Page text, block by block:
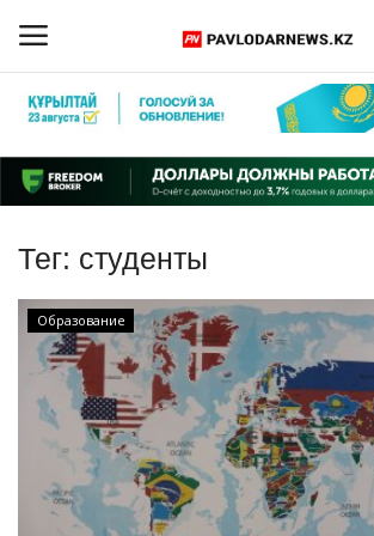
Регистрация
Главная
Обратная связь
ПАВЛОДАРСКАЯ ОБЛАСТЬ
КАЗАХСТАН
МИР
СПЕЦПРОЕКТЫ
Тег: студенты
Образование